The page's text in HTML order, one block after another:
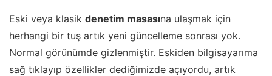
Eski veya klasik denetim masasına ulaşmak için
herhangi bir tuş artık yeni güncelleme sonrası yok.
Normal görünümde gizlenmiştir. Eskiden bilgisayarıma
sağ tıklayıp özellikler dediğimizde açıyordu, artık